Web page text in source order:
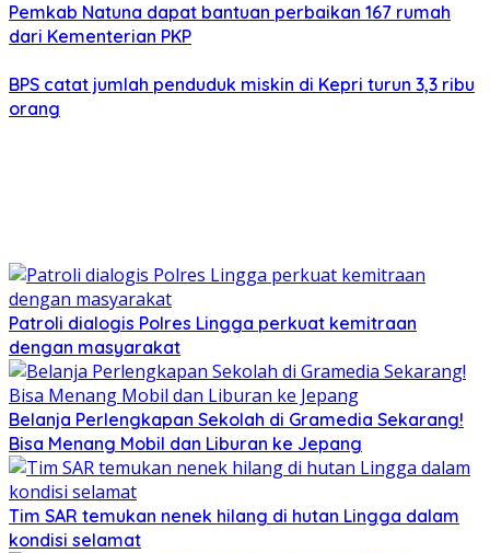
Pemkab Natuna dapat bantuan perbaikan 167 rumah
dari Kementerian PKP
BPS catat jumlah penduduk miskin di Kepri turun 3,3 ribu
orang
Patroli dialogis Polres Lingga perkuat kemitraan
dengan masyarakat
Belanja Perlengkapan Sekolah di Gramedia Sekarang!
Bisa Menang Mobil dan Liburan ke Jepang
Tim SAR temukan nenek hilang di hutan Lingga dalam
kondisi selamat